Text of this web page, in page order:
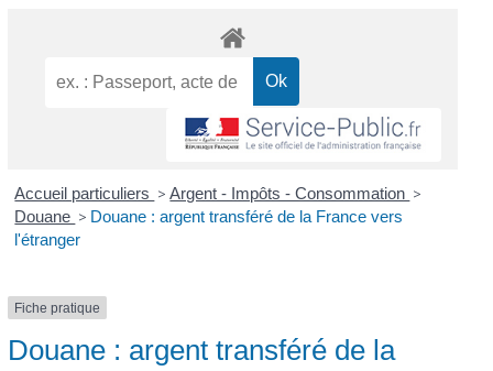
Accueil particuliers > Argent - Impôts - Consommation >
Douane > Douane : argent transféré de la France vers
l'étranger
Fiche pratique
Douane : argent transféré de la